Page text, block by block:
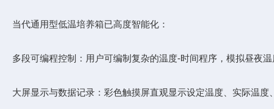
当代通用型低温培养箱已高度智能化：
多段可编程控制：用户可编制复杂的温度-时间程序，模拟昼夜
大屏显示与数据记录：彩色触摸屏直观显示设定温度、实际温